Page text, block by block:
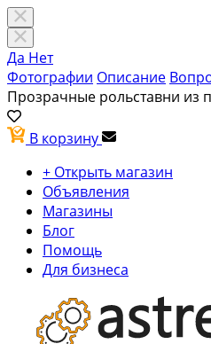
Да Нет
Фотографии Описание
Прозрачные рольставни из
В корзину
+ Открыть магазин
Объявления
Магазины
Блог
Помощь
Для бизнеса